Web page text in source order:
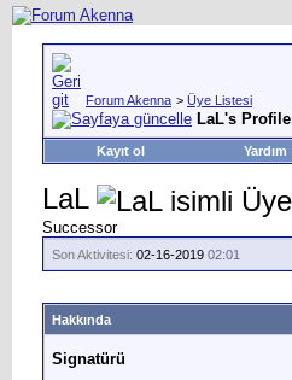
Forum Akenna > Üye Listesi
LaL's Profile
Kayıt ol Yardım
LaL
Successor
Son Aktivitesi: 02-16-2019 02:01
Hakkında
Signatürü